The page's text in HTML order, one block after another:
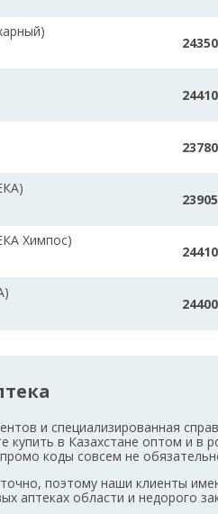
Химпос)
и специализированная
купить в Казахстане оптом и в
коды совсем не
поэтому наши клиенты
аптеках области и недорого